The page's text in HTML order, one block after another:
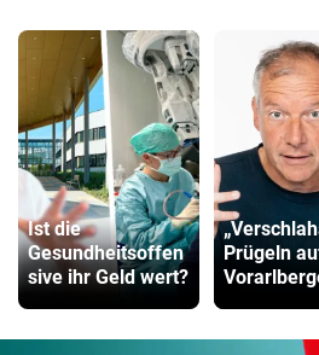
Ist die
Gesundheitsoffen
sive ihr Geld wert?
Prügeln